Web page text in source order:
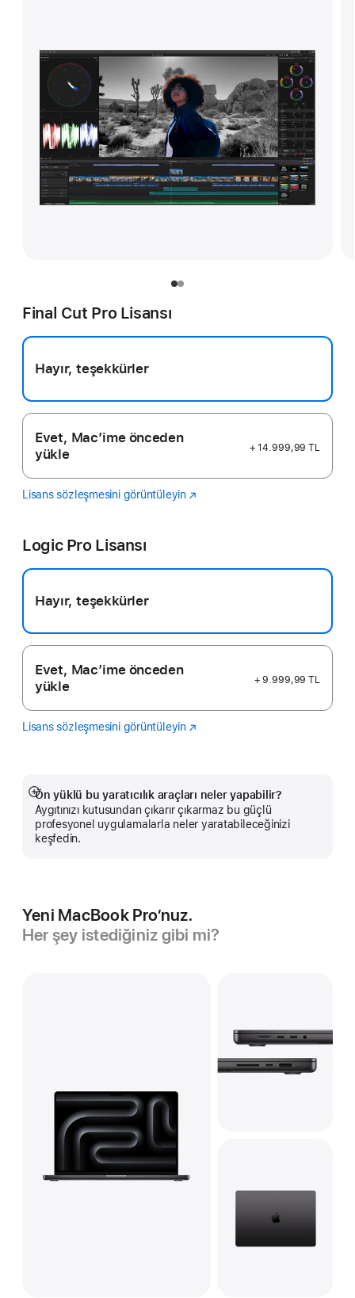
Final Cut Pro Lisansı
Hayır, teşekkürler
Evet, Mac’ime önceden
yükle
+ 14.999,99 TL
Lisans sözleşmesini görüntüleyinFinal
(Yeni
Logic Pro Lisansı
Hayır, teşekkürler
Evet, Mac’ime önceden
yükle
+ 9.999,99 TL
Lisans sözleşmesini görüntüleyinLogic
(Yeni
Ön yüklü bu yaratıcılık araçları neler yapabilir?
Aygıtınızı kutusundan çıkarır çıkarmaz bu güçlü
profesyonel uygulamalarla neler yaratabileceğinizi
keşfedin.
Daha
fazlasını
göster
Yeni MacBook Pro’nuz.
Her şey istediğiniz gibi mi?